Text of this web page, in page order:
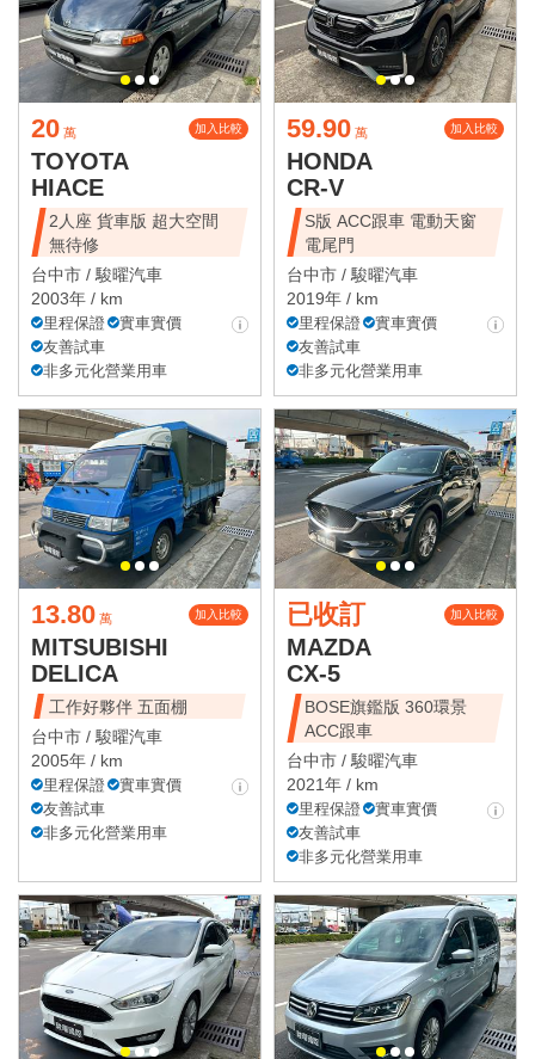
20 萬 加入比較
TOYOTA
HIACE
2人座 貨車版 超大空間
無待修
台中市 / 駿曜汽車
2003年 / km
里程保證
實車實價
友善試車
非多元化營業用車
59.90 萬 加入比較
HONDA
CR-V
S版 ACC跟車 電動天窗
電尾門
台中市 / 駿曜汽車
2019年 / km
里程保證
實車實價
友善試車
非多元化營業用車
13.80 萬 加入比較
MITSUBISHI
DELICA
工作好夥伴 五面棚
台中市 / 駿曜汽車
2005年 / km
里程保證
實車實價
友善試車
非多元化營業用車
已收訂 加入比較
MAZDA
CX-5
BOSE旗鑑版 360環景
ACC跟車
台中市 / 駿曜汽車
2021年 / km
里程保證
實車實價
友善試車
非多元化營業用車